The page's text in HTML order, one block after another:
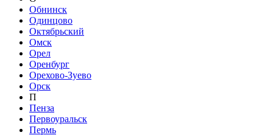
Обнинск
Одинцово
Октябрьский
Омск
Орел
Оренбург
Орехово-Зуево
Орск
П
Пенза
Первоуральск
Пермь